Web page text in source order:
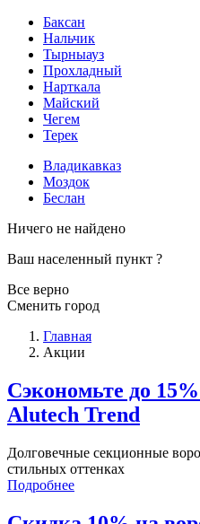
Баксан
Нальчик
Тырныауз
Прохладный
Нарткала
Майский
Чегем
Терек
Владикавказ
Моздок
Беслан
Ничего не найдено
Ваш населенный пункт ?
Все верно
Сменить город
Главная
Акции
Сэкономьте до
Alutech Trend
Долговечные секционные
стильных оттенках
Подробнее